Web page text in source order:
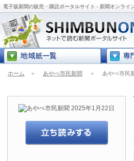
電子版新聞の販売・購読ポータルサイト - 新聞オンライ
ホーム ＞ あやべ市民新聞 ＞ あやべ市民